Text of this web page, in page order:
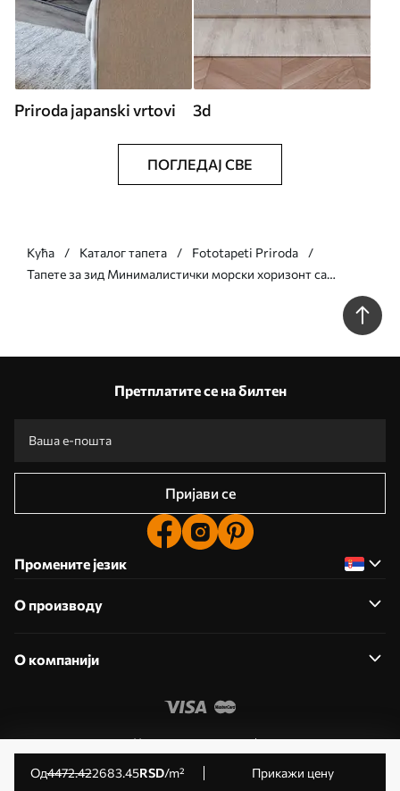
од4472.422683.45RSD/m² Прикажи цену
Priroda japanski vrtovi 3d
ПОГЛЕДАЈ СВЕ
Кућа Каталог тапета
Fototapeti Priroda
Тапете за зид Минималистички морски хоризонт са
Претплатите се на билтен
Пријави се
Промените језик
О производу
О компанији
Уредите дозволе колачића
© 2011- 2026 Uwalls . Сва права задржана. Управља KLW